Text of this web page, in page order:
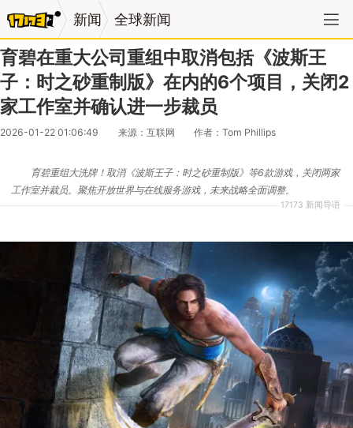
新闻 全球新闻
育碧在重大公司重组中取消包括《波斯王
子：时之砂重制版》在内的6个项目，关闭2
家工作室并确认进一步裁员
2026-01-22 01:06:49 来源：互联网 作者：Tom Phillips
17173 新闻导语
育碧重组大洗牌！取消《波斯王子：时之砂重制版》等6款游戏，关闭两家
工作室并裁员。聚焦开放世界与在线服务游戏，未来战略全面调整。